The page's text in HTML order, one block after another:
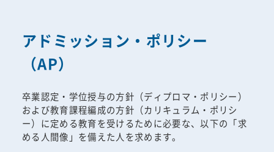
アドミッション・ポリシー
（AP）
卒業認定・学位授与の方針（ディプロマ・ポリシー）
および教育課程編成の方針（カリキュラム・ポリシ
ー）に定める教育を受けるために必要な、以下の「求
める人間像」を備えた人を求めます。